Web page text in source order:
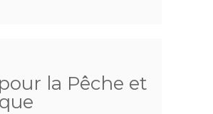
la Pêche et